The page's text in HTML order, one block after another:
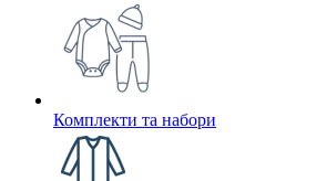
Комплекти та набори